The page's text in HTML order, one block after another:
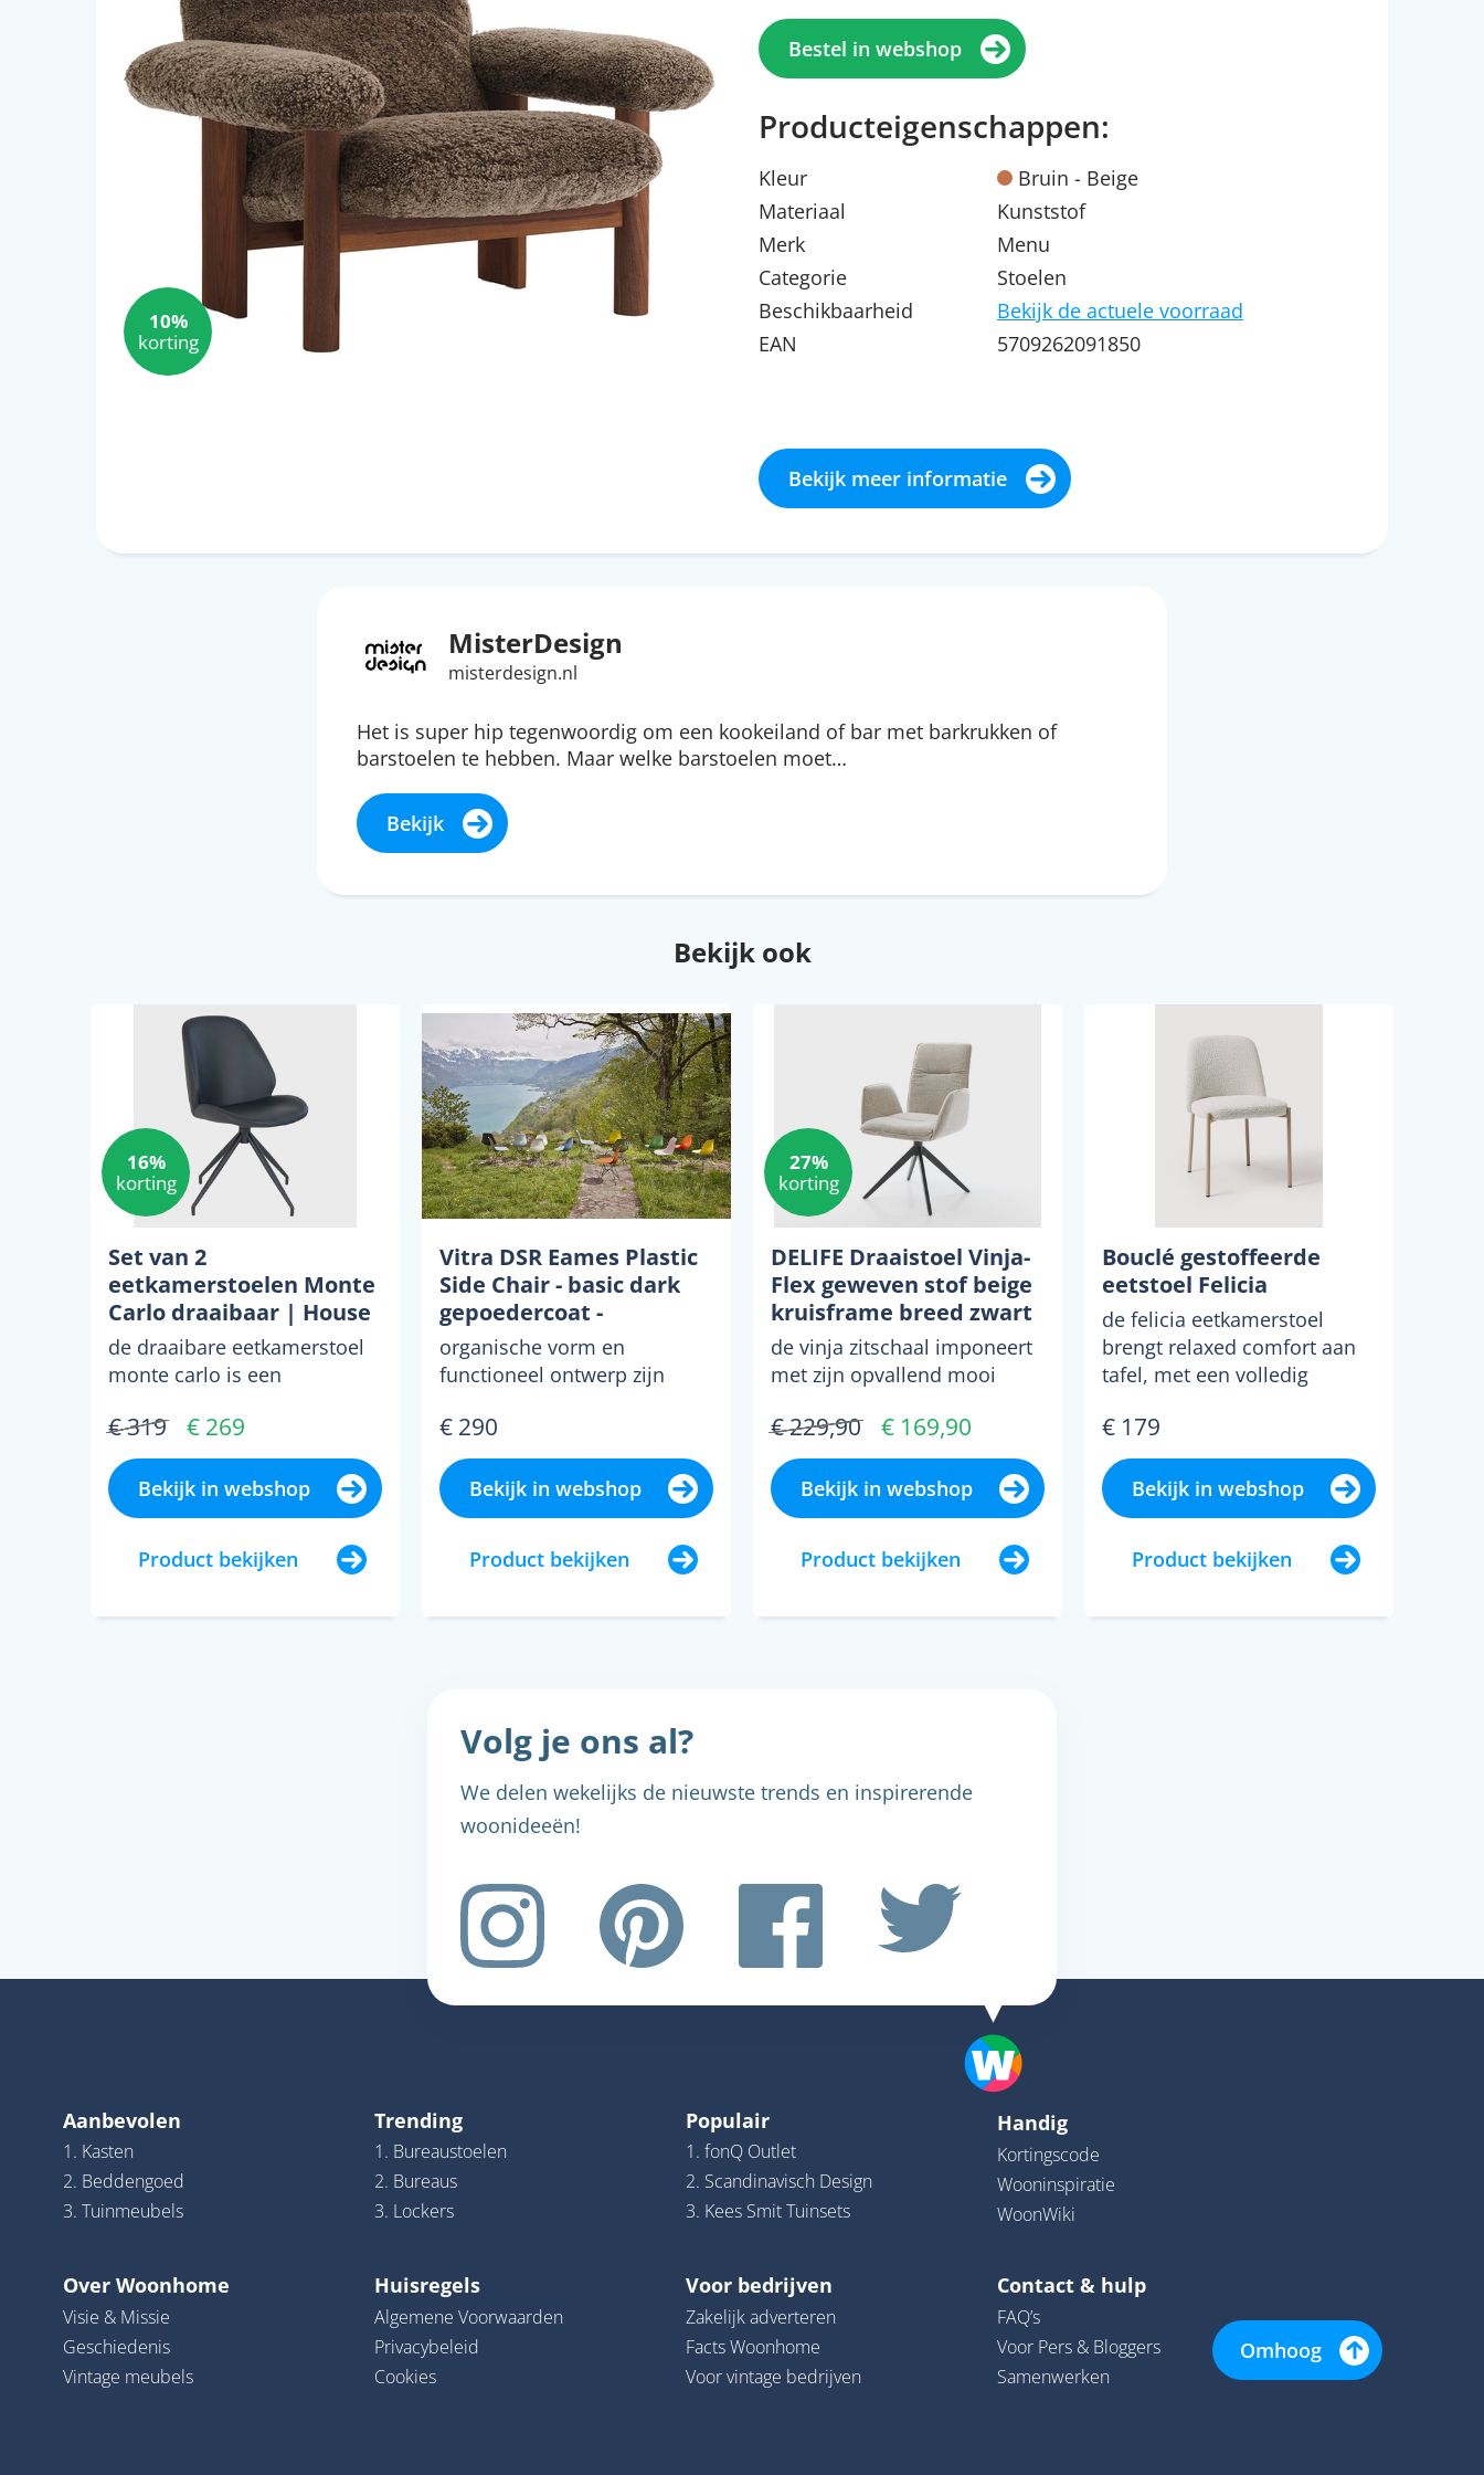
10%
korting
Bestel in webshop
Producteigenschappen:
Kleur
Bruin - Beige
Materiaal
Kunststof
Merk
Menu
Categorie
Stoelen
Beschikbaarheid
Bekijk de actuele voorraad
EAN
5709262091850
Bekijk meer informatie
MisterDesign
misterdesign.nl
Het is super hip tegenwoordig om een kookeiland of bar met barkrukken of
barstoelen te hebben. Maar welke barstoelen moet…
Bekijk
Bekijk ook
16%
korting
Set van 2
eetkamerstoelen Monte
Carlo draaibaar | House
Nordic
de draaibare eetkamerstoel
monte carlo is een
stoel die perfect is voor...
€ 319 € 269
Bekijk in webshop
Product bekijken
Vitra DSR Eames Plastic
Side Chair - basic dark
gepoedercoat -
roestoranje RE
organische vorm en
functioneel ontwerp zijn
designpaar eames,
aangezien het ont...
€ 290
Bekijk in webshop
Product bekijken
27%
korting
DELIFE Draaistoel Vinja-
Flex geweven stof beige
kruisframe breed zwart
360° draaibaar rocker-
functie
de vinja zitschaal imponeert
met zijn opvallend mooi
armleuningen en een e...
€ 229,90 € 169,90
Bekijk in webshop
Product bekijken
Bouclé gestoffeerde
eetstoel Felicia
de felicia eetkamerstoel
brengt relaxed comfort aan
tafel, met een volledig
€ 179
Bekijk in webshop
Product bekijken
Volg je ons al?
We delen wekelijks de nieuwste trends en inspirerende
woonideeën!
Aanbevolen
1. Kasten
2. Beddengoed
3. Tuinmeubels
Trending
1. Bureaustoelen
2. Bureaus
3. Lockers
Populair
1. fonQ Outlet
2. Scandinavisch Design
3. Kees Smit Tuinsets
Handig
Kortingscode
Wooninspiratie
WoonWiki
Over Woonhome
Visie & Missie
Geschiedenis
Vintage meubels
Huisregels
Algemene Voorwaarden
Privacybeleid
Cookies
Voor bedrijven
Zakelijk adverteren
Facts Woonhome
Voor vintage bedrijven
Contact & hulp
FAQ’s
Voor Pers & Bloggers
Samenwerken
Omhoog